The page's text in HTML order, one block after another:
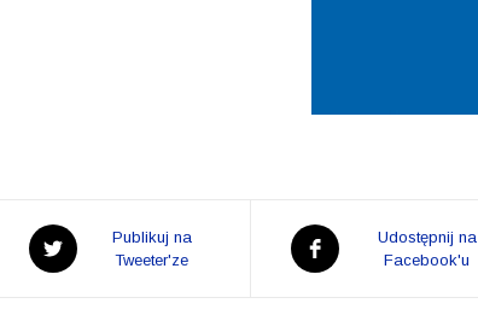
Opens
in
Publikuj na
Tweeter'ze
Opens
in
Udostępnij na
Facebook'u